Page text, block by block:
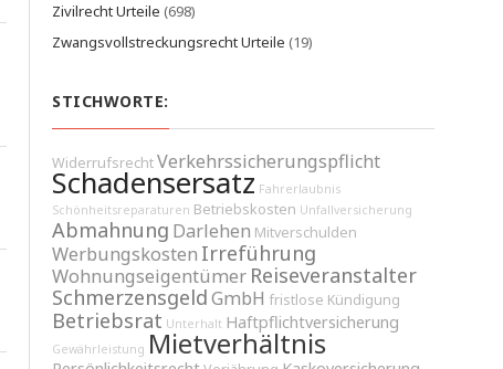
Zivilrecht Urteile (698)
Zwangsvollstreckungsrecht Urteile (19)
STICHWORTE:
WiderrufsrechtVerkehrssicherungspflicht
Schadensersatz Fahrerlaubnis
Schönheitsreparaturen Betriebskosten Unfallversicherung
Abmahnung Darlehen Mitverschulden
Werbungskosten Irreführung
Wohnungseigentümer Reiseveranstalter
SchmerzensgeldGmbH fristlose Kündigung
Betriebsrat Unterhalt Haftpflichtversicherung
Gewährleistung Mietverhältnis